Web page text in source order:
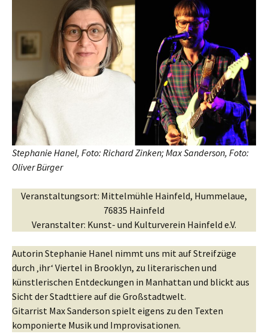
Stephanie Hanel, Foto: Richard Zinken; Max Sanderson, Foto:
Oliver Bürger
Veranstaltungsort: Mittelmühle Hainfeld, Hummelaue,
76835 Hainfeld
Veranstalter: Kunst- und Kulturverein Hainfeld e.V.
Autorin Stephanie Hanel nimmt uns mit auf Streifzüge
durch ‚ihr‘ Viertel in Brooklyn, zu literarischen und
künstlerischen Entdeckungen in Manhattan und blickt aus
Sicht der Stadttiere auf die Großstadtwelt.
Gitarrist Max Sanderson spielt eigens zu den Texten
komponierte Musik und Improvisationen.